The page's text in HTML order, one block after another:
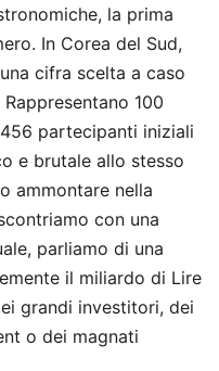
la prima
In Corea del Sud,
cifra scelta a caso
100
partecipanti iniziali
e brutale allo stesso
ammontare nella
con una
parliamo di una
il miliardo di Lire
grandi investitori, dei
o dei magnati